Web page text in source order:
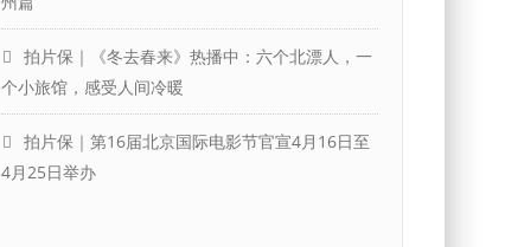
拍片保｜《冬去春来》热播中：六个北漂人，一
个小旅馆，感受人间冷暖
拍片保｜第16届北京国际电影节官宣4月16日至
4月25日举办